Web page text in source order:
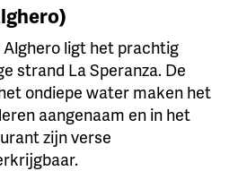
Alghero ligt het prachtig
strand La Speranza. De
ondiepe water maken het
aangenaam en in het
zijn verse